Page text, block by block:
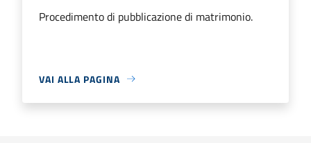
Procedimento di pubblicazione di matrimonio.
VAI ALLA PAGINA